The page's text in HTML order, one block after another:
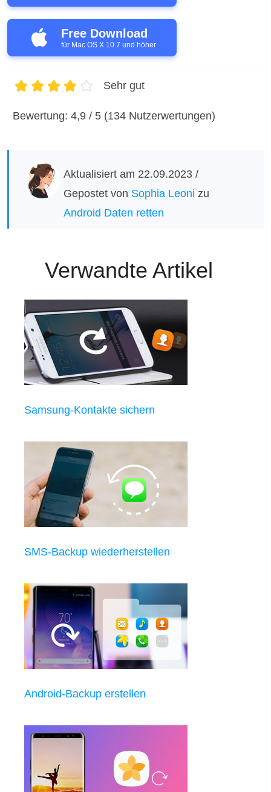
Free Download
für Mac OS X 10.7 und höher
Sehr gut
Bewertung: 4,9 / 5 (134 Nutzerwertungen)
Aktualisiert am 22.09.2023 /
Gepostet von Sophia Leoni zu
Android Daten retten
Verwandte Artikel
Samsung-Kontakte sichern
SMS-Backup wiederherstellen
Android-Backup erstellen